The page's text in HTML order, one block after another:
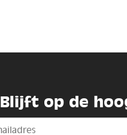
Blijft op de